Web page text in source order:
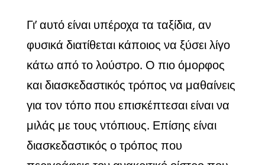
Γι’ αυτό είναι υπέροχα τα ταξίδια, αν
φυσικά διατίθεται κάποιος να ξύσει λίγο
κάτω από το λούστρο. Ο πιο όμορφος
και διασκεδαστικός τρόπος να μαθαίνεις
για τον τόπο που επισκέπτεσαι είναι να
μιλάς με τους ντόπιους. Επίσης είναι
διασκεδαστικός ο τρόπος που